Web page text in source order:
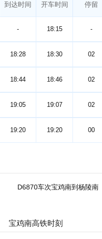
到达时间 开车时间 停留
- 18:15 -
18:28 18:30 02
18:44 18:46 02
19:05 19:07 02
19:20 19:20 00
D6870车次宝鸡南到杨陵南
宝鸡南高铁时刻